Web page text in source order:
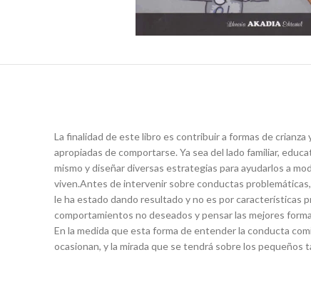
La finalidad de este libro es contribuir a formas de
apropiadas de comportarse. Ya sea del lado familiar,
mismo y diseñar diversas estrategias para ayudarlos a
viven.Antes de intervenir sobre conductas
le ha estado dando resultado y no es por características
comportamientos no deseados y pensar las mejores
En la medida que esta forma de entender la conducta
ocasionan, y la mirada que se tendrá sobre los pequeños